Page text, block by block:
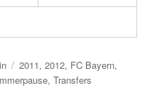
Schlagwörter
2011,2012, FC Bayern,
,Transfers